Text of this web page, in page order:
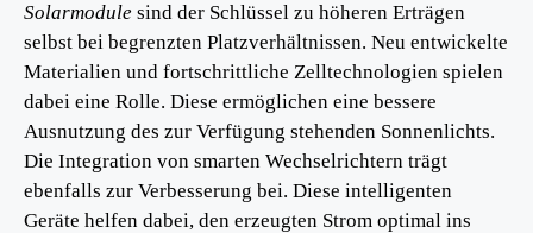
Solarmodule sind der Schlüssel zu höheren Erträgen
selbst bei begrenzten Platzverhältnissen. Neu entwickelte
Materialien und fortschrittliche Zelltechnologien spielen
dabei eine Rolle. Diese ermöglichen eine bessere
Ausnutzung des zur Verfügung stehenden Sonnenlichts.
Die Integration von smarten Wechselrichtern trägt
ebenfalls zur Verbesserung bei. Diese intelligenten
Geräte helfen dabei, den erzeugten Strom optimal ins